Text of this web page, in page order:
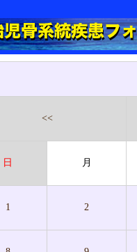
<<
日 月
1 2